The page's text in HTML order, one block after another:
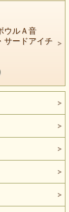
ウルＡ音
サードアイチ